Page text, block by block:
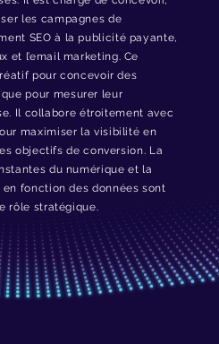
les campagnes de
SEO à la publicité payante,
et l’email marketing. Ce
pour concevoir des
pour mesurer leur
. Il collabore étroitement avec
maximiser la visibilité en
objectifs de conversion. La
du numérique et la
fonction des données sont
rôle stratégique